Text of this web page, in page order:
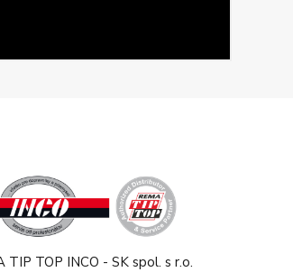
TIP TOP INCO - SK spol. s r.o.